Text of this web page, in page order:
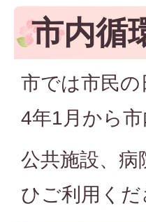
市内循
市では市民
4年1月から
公共施設、
ひご利用くだ